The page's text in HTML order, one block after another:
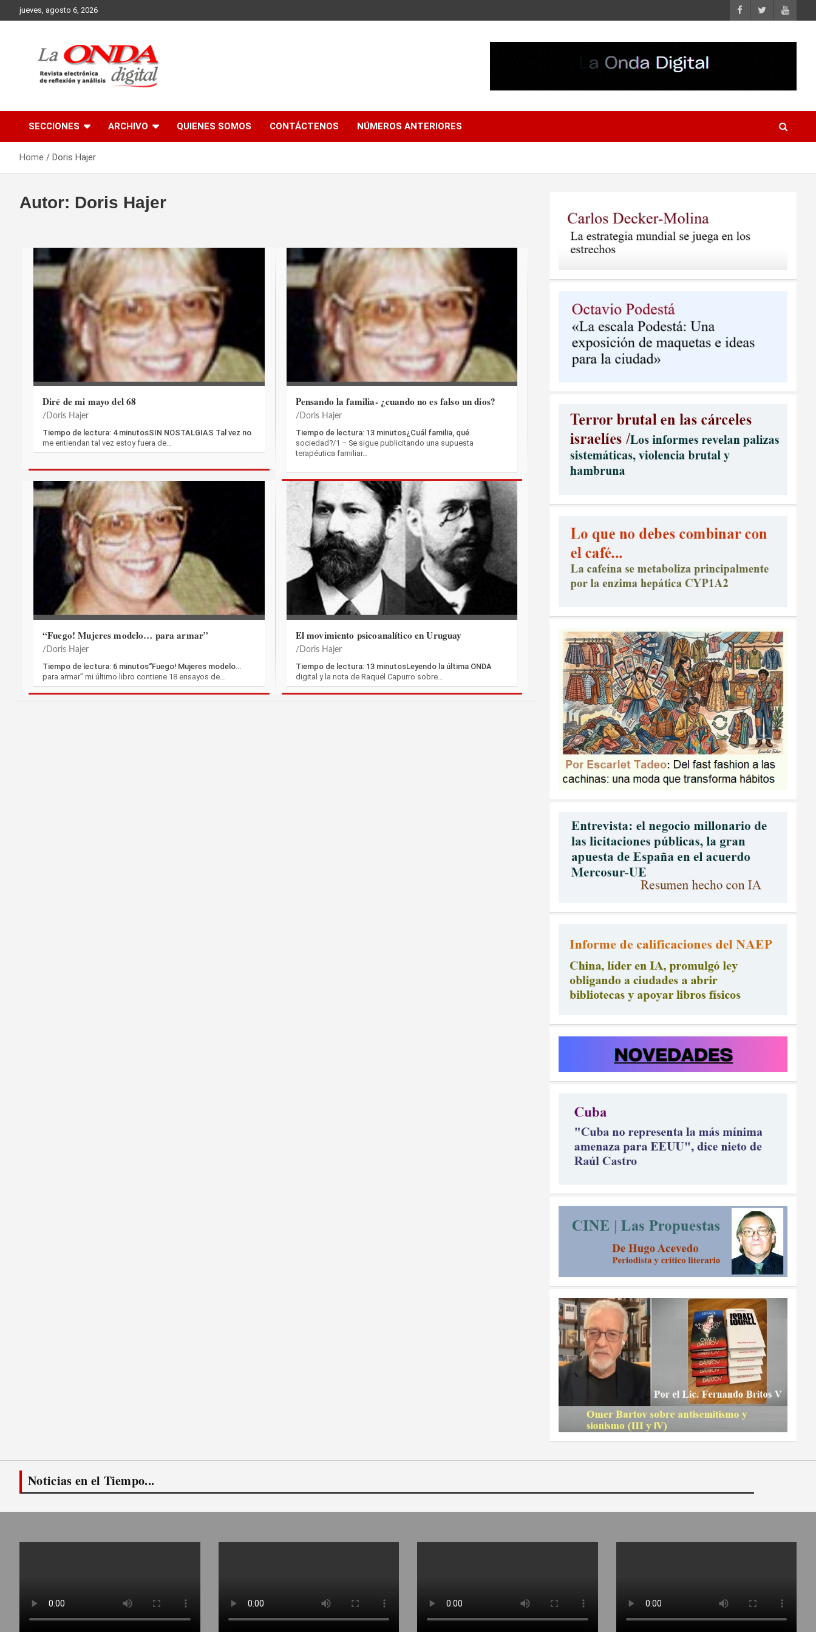
to
jueves, agosto 6, 2026
SECCIONES ARCHIVO QUIENES SOMOS CONTÁCTENOS NÚMEROS ANTERIORES
Home Doris Hajer
Autor: Doris Hajer
Diré de mi mayo del 68
Doris Hajer
Tiempo de lectura: 4 minutosSIN NOSTALGIAS Tal vez no
me entiendan tal vez estoy fuera de…
Pensando la familia- ¿cuando no es falso un dios?
Doris Hajer
Tiempo de lectura: 13 minutos¿Cuál familia, qué
sociedad?/1 – Se sigue publicitando una supuesta
terapéutica familiar…
“Fuego! Mujeres modelo… para armar”
Doris Hajer
Tiempo de lectura: 6 minutos“Fuego! Mujeres modelo…
para armar” mi último libro contiene 18 ensayos de…
El movimiento psicoanalítico en Uruguay
Doris Hajer
Tiempo de lectura: 13 minutosLeyendo la última ONDA
digital y la nota de Raquel Capurro sobre…
Noticias en el Tiempo...